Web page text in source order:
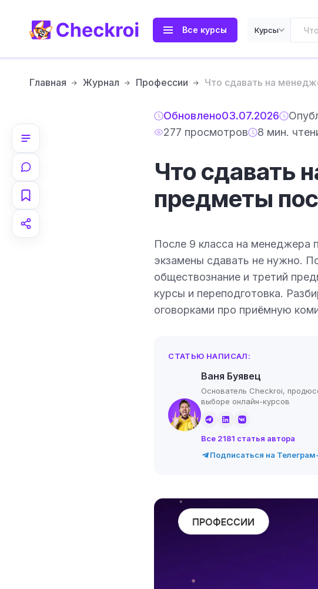
Все курсы Курсы
Главная Журнал Профессии Что сдавать на
Обновлено03.07.2026
277 просмотров
8 мин.
Что сдавать
предметы
После 9 класса на менеджера
экзамены сдавать не нужно.
обществознание и третий
курсы и переподготовка.
оговорками про приёмную
СТАТЬЮ НАПИСАЛ:
Ваня Буявец
Основатель Checkroi,
выборе онлайн-курсов
Все 2181 статья автора
Подписаться на